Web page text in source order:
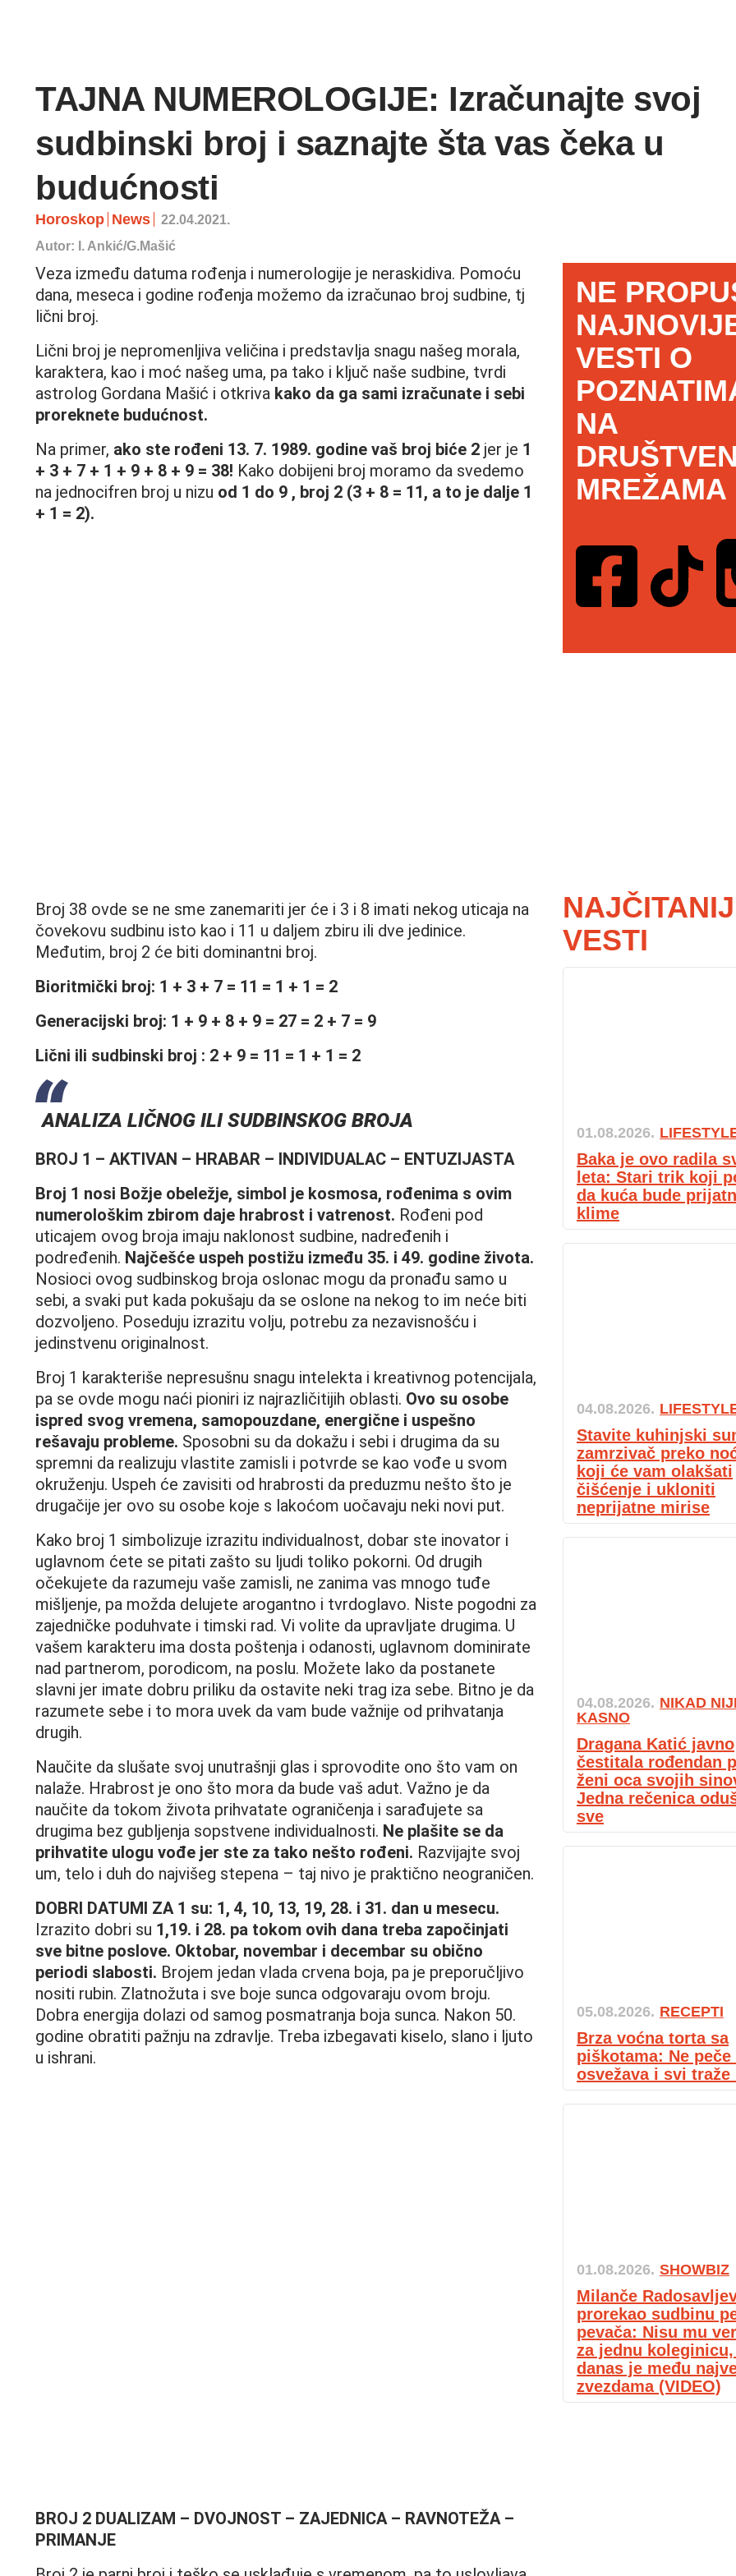
TAJNA NUMEROLOGIJE: Izračunajte svoj
sudbinski broj i saznajte šta vas čeka u
budućnosti
Horoskop News
22.04.2021.
Autor: I. Ankić/G.Mašić
Veza između datuma rođenja i numerologije je neraskidiva. Pomoću
dana, meseca i godine rođenja možemo da izračunao broj sudbine, tj
lični broj.
Lični broj je nepromenljiva veličina i predstavlja snagu našeg morala,
karaktera, kao i moć našeg uma, pa tako i ključ naše sudbine, tvrdi
astrolog Gordana Mašić i otkriva kako da ga sami izračunate i sebi
proreknete budućnost.
Na primer, ako ste rođeni 13. 7. 1989. godine vaš broj biće 2 jer je 1
+ 3 + 7 + 1 + 9 + 8 + 9 = 38! Kako dobijeni broj moramo da svedemo
na jednocifren broj u nizu od 1 do 9 , broj 2 (3 + 8 = 11, a to je dalje 1
+ 1 = 2).
Broj 38 ovde se ne sme zanemariti jer će i 3 i 8 imati nekog uticaja na
čovekovu sudbinu isto kao i 11 u daljem zbiru ili dve jedinice.
Međutim, broj 2 će biti dominantni broj.
Bioritmički broj: 1 + 3 + 7 = 11 = 1 + 1 = 2
Generacijski broj: 1 + 9 + 8 + 9 = 27 = 2 + 7 = 9
Lični ili sudbinski broj : 2 + 9 = 11 = 1 + 1 = 2
ANALIZA LIČNOG ILI SUDBINSKOG BROJA
BROJ 1 – AKTIVAN – HRABAR – INDIVIDUALAC – ENTUZIJASTA
Broj 1 nosi Božje obeležje, simbol je kosmosa, rođenima s ovim
numerološkim zbirom daje hrabrost i vatrenost. Rođeni pod
uticajem ovog broja imaju naklonost sudbine, nadređenih i
podređenih. Najčešće uspeh postižu između 35. i 49. godine života.
Nosioci ovog sudbinskog broja oslonac mogu da pronađu samo u
sebi, a svaki put kada pokušaju da se oslone na nekog to im neće biti
dozvoljeno. Poseduju izrazitu volju, potrebu za nezavisnošću i
jedinstvenu originalnost.
Broj 1 karakteriše nepresušnu snagu intelekta i kreativnog potencijala,
pa se ovde mogu naći pioniri iz najrazličitijih oblasti. Ovo su osobe
ispred svog vremena, samopouzdane, energične i uspešno
rešavaju probleme. Sposobni su da dokažu i sebi i drugima da su
spremni da realizuju vlastite zamisli i potvrde se kao vođe u svom
okruženju. Uspeh će zavisiti od hrabrosti da preduzmu nešto što je
drugačije jer ovo su osobe koje s lakoćom uočavaju neki novi put.
Kako broj 1 simbolizuje izrazitu individualnost, dobar ste inovator i
uglavnom ćete se pitati zašto su ljudi toliko pokorni. Od drugih
očekujete da razumeju vaše zamisli, ne zanima vas mnogo tuđe
mišljenje, pa možda delujete arogantno i tvrdoglavo. Niste pogodni za
zajedničke poduhvate i timski rad. Vi volite da upravljate drugima. U
vašem karakteru ima dosta poštenja i odanosti, uglavnom dominirate
nad partnerom, porodicom, na poslu. Možete lako da postanete
slavni jer imate dobru priliku da ostavite neki trag iza sebe. Bitno je da
razumete sebe i to mora uvek da vam bude važnije od prihvatanja
drugih.
Naučite da slušate svoj unutrašnji glas i sprovodite ono što vam on
nalaže. Hrabrost je ono što mora da bude vaš adut. Važno je da
naučite da tokom života prihvatate ograničenja i sarađujete sa
drugima bez gubljenja sopstvene individualnosti. Ne plašite se da
prihvatite ulogu vođe jer ste za tako nešto rođeni. Razvijajte svoj
um, telo i duh do najvišeg stepena – taj nivo je praktično neograničen.
DOBRI DATUMI ZA 1 su: 1, 4, 10, 13, 19, 28. i 31. dan u mesecu.
Izrazito dobri su 1,19. i 28. pa tokom ovih dana treba započinjati
sve bitne poslove. Oktobar, novembar i decembar su obično
periodi slabosti. Brojem jedan vlada crvena boja, pa je preporučljivo
nositi rubin. Zlatnožuta i sve boje sunca odgovaraju ovom broju.
Dobra energija dolazi od samog posmatranja boja sunca. Nakon 50.
godine obratiti pažnju na zdravlje. Treba izbegavati kiselo, slano i ljuto
u ishrani.
BROJ 2 DUALIZAM – DVOJNOST – ZAJEDNICA – RAVNOTEŽA –
PRIMANJE
NE
VESTI O
NA
MREŽAMA
VESTI
01.08.2026.
Baka je ovo radila
leta: Stari trik koji
da kuća bude
klime
04.08.2026.
Stavite kuhinjski
zamrzivač preko
koji će vam olakšati
čišćenje i ukloniti
neprijatne mirise
04.08.2026. NIKAD
KASNO
Dragana Katić javno
čestitala rođendan
ženi oca svojih
Jedna rečenica
sve
05.08.2026. RECEPTI
Brza voćna torta sa
piškotama: Ne peče
osvežava i svi traže
01.08.2026. SHOWBIZ
Milanče
prorekao sudbinu
pevača: Nisu mu
za jednu koleginicu,
danas je među
zvezdama (VIDEO)